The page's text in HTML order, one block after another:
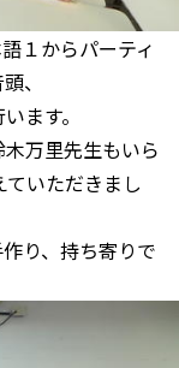
１からパーティ
、
ます。
万里先生もいら
いただきまし
り、持ち寄りで